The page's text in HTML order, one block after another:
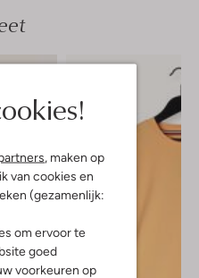
, maken op
van cookies en
(gezamenlijk:
om ervoor te
goed
voorkeuren op